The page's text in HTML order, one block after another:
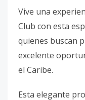
Vive una
Club con esta
quienes buscan
excelente
el Caribe.
Esta elegante